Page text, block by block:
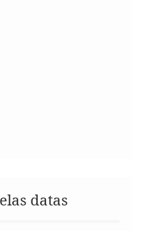
datas